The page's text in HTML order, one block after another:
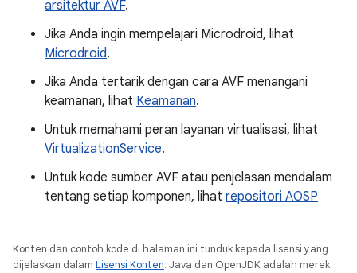
arsitektur AVF.
Jika Anda ingin mempelajari Microdroid, lihat
Microdroid.
Jika Anda tertarik dengan cara AVF menangani
keamanan, lihat Keamanan.
Untuk memahami peran layanan virtualisasi, lihat
VirtualizationService.
Untuk kode sumber AVF atau penjelasan mendalam
tentang setiap komponen, lihat repositori AOSP
Konten dan contoh kode di halaman ini tunduk kepada lisensi yang
dijelaskan dalam Lisensi Konten. Java dan OpenJDK adalah merek